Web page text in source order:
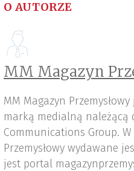
O AUTORZE
MM Magazyn
MM Magazyn
marką medialną należącą
Communications Group.
Przemysłowy wydawane
jest portal